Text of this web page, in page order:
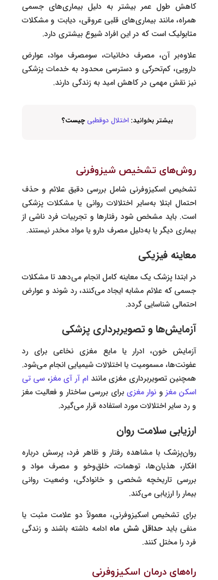
کاهش طول عمر بیشتر به دلیل بیماری‌های جسمی
همراه، مانند بیماری‌های قلبی‌ عروقی، دیابت و مشکلات
متابولیک است که در این افراد شیوع بیشتری دارد.
علاوه‌بر آن، مصرف دخانیات، سومصرف مواد، عوارض
دارویی، کم‌تحرکی و دسترسی محدود به خدمات پزشکی
نیز نقش مهمی در کاهش امید به زندگی دارند.
بیشتر بخوانید: اختلال دوقطبیچیست؟
روش‌های تشخیص شیزوفرنی
تشخیص اسکیزوفرنی شامل بررسی دقیق علائم و حذف
احتمال ابتلا به‌سایر اختلالات روانی یا مشکلات پزشکی
است. باید مشخص شود رفتارها و تجربیات فرد ناشی از
بیماری دیگر یا به‌دلیل مصرف دارو یا مواد مخدر نیستند.
معاینه فیزیکی
در ابتدا پزشک یک معاینه کامل انجام می‌دهد تا مشکلات
جسمی که علائم مشابه ایجاد می‌کنند، رد شوند و عوارض
احتمالی شناسایی گردد.
آزمایش‌ها و تصویربرداری پزشکی
آزمایش خون، ادرار یا مایع مغزی نخاعی برای رد
عفونت‌ها، مسمومیت یا اختلالات شیمیایی انجام می‌شود.
همچنین تصویربرداری مغزی مانند ام آر آی مغز، سی تی
اسکن مغز و نوار مغزی برای بررسی ساختار و فعالیت مغز
و رد سایر اختلالات مورد استفاده قرار می‌گیرد.
ارزیابی سلامت روان
روان‌پزشک با مشاهده رفتار و ظاهر فرد، پرسش درباره
افکار، هذیان‌ها، توهمات، خلق‌و‌خو و مصرف مواد و
بررسی تاریخچه شخصی و خانوادگی، وضعیت روانی
بیمار را ارزیابی می‌کند.
برای تشخیص اسکیزوفرنی، معمولاً دو علامت مثبت یا
منفی بایدحداقل شش ماه ادامه داشته باشند و زندگی
فرد را مختل کنند.
راه‌های درمان اسکیزوفرنی